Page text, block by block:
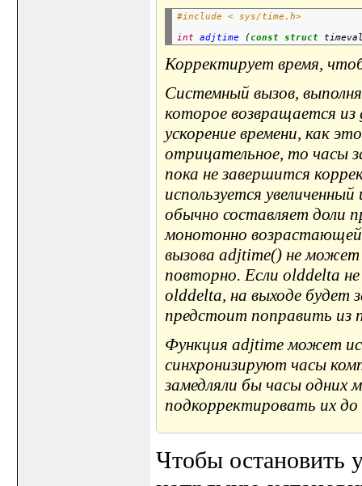
#include < sys/time.h>
int
adjtime (const struct
Корректирует время,
Системный вызов,
которое возвращается
ускорение времени, как
отрицательное, то часы
пока не завершится
используется
обычно составляет доли
монотонно возрастающей
вызова adjtime() не может
повторно. Если olddelta
olddelta, на выходе будет
предстоит поправить из
Функция adjtime может
синхронизируют часы
замедляли бы часы одних
подкорректировать их до
Чтобы остановить